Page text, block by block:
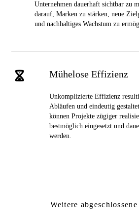
Unternehmen dauerhaft sichtbar zu
darauf, Marken zu stärken, neue
und nachhaltiges Wachstum zu
Mühelose Effizienz
Unkomplizierte Effizienz
Abläufen und eindeutig
können Projekte zügiger
bestmöglich eingesetzt und
werden.
Weitere